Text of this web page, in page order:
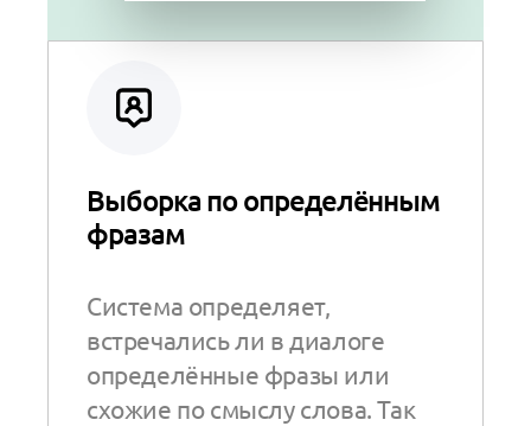
Выборка по определённым
фразам
Система определяет,
встречались ли в диалоге
определённые фразы или
схожие по смыслу слова. Так